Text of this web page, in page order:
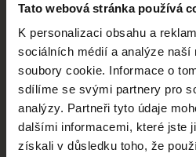
Tato webová stránka používá
K personalizaci obsahu a
sociálních médií a analýze
soubory cookie. Informace o
sdílíme se svými partnery pro
analýzy. Partneři tyto údaje
dalšími informacemi, které jste
získali v důsledku toho, že
Vaše
Nové
každý
Portál DAFilms.cz je výsledkem tvůrčí